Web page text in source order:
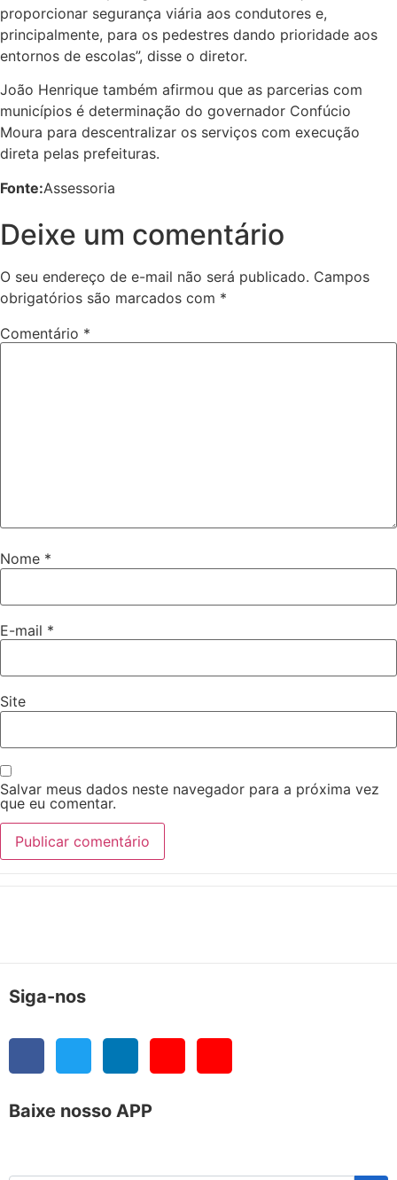
proporcionar segurança viária aos condutores e,
principalmente, para os pedestres dando prioridade aos
entornos de escolas”, disse o diretor.
João Henrique também afirmou que as parcerias com
municípios é determinação do governador Confúcio
Moura para descentralizar os serviços com execução
direta pelas prefeituras.
Fonte:Assessoria
Deixe um comentário
O seu endereço de e-mail não será publicado. Campos
obrigatórios são marcados com *
Comentário *
Nome *
E-mail *
Site
Salvar meus dados neste navegador para a próxima vez
que eu comentar.
Siga-nos
Baixe nosso APP